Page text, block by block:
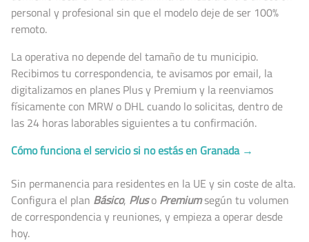
personal y profesional sin que el modelo deje de ser 100%
remoto.
La operativa no depende del tamaño de tu municipio.
Recibimos tu correspondencia, te avisamos por email, la
digitalizamos en planes Plus y Premium y la reenviamos
físicamente con MRW o DHL cuando lo solicitas, dentro de
las 24 horas laborables siguientes a tu confirmación.
Cómo funciona el servicio si no estás en Granada →
Sin permanencia para residentes en la UE y sin coste de alta.
Configura el plan Básico, Pluso Premiumsegún tu volumen
de correspondencia y reuniones, y empieza a operar desde
hoy.